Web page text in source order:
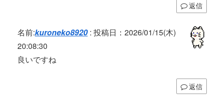
返信
名前:kuroneko8920: 投稿日：2026/01/15(木)
20:08:30
良いですね
返信